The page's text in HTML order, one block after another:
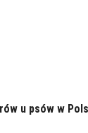
u psów w